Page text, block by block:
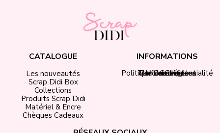
CATALOGUE
Les nouveautés
Scrap Didi Box
Collections
Produits Scrap Didi
Matériel & Encre
Chèques Cadeaux
INFORMATIONS
Contact
Mon compte
CGV
Politique de confidentialité
Mentions légales
Tarifs de livraison